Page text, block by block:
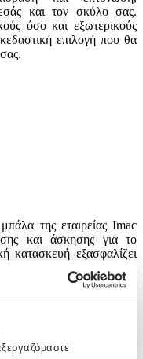
και τον σκύλο σας.
όσο και εξωτερικούς
επιλογή που θα
της εταιρείας Imac
και άσκησης για το
κατασκευή εξασφαλίζει
στην ανάπτυξη της
σας. Το παιχνίδι αυτό
και τον σκύλο σας.
επιλογή που θα